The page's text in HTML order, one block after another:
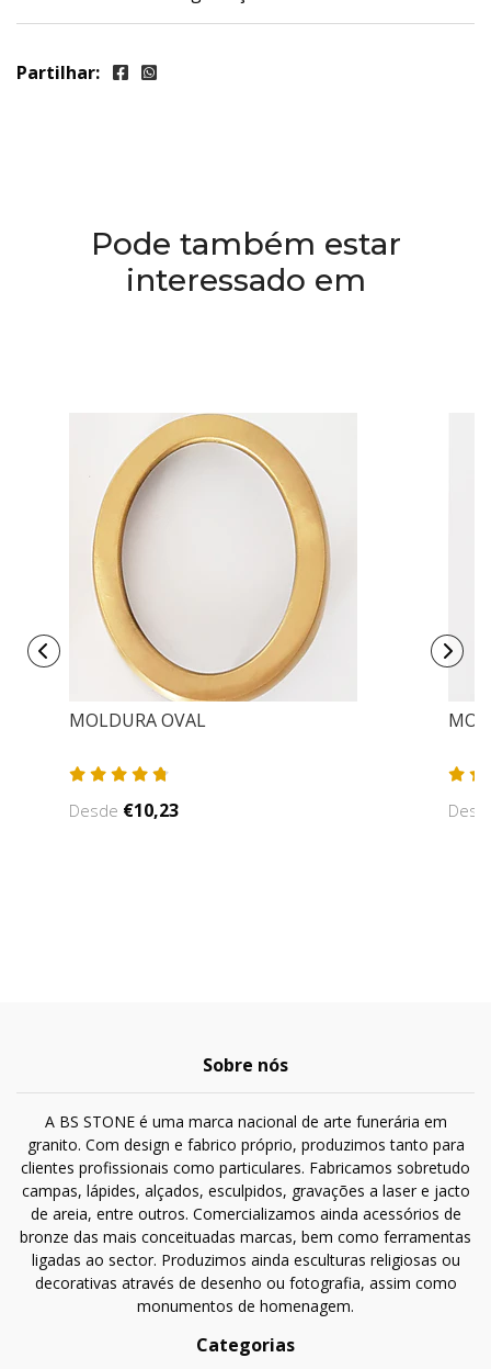
Partilhar:
Pode também estar
interessado em
MOLDURA OVAL
Desde €10,23
Sobre nós
A BS STONE é uma marca nacional de arte funerária em
granito. Com design e fabrico próprio, produzimos tanto para
clientes profissionais como particulares. Fabricamos sobretudo
campas, lápides, alçados, esculpidos, gravações a laser e jacto
de areia, entre outros. Comercializamos ainda acessórios de
bronze das mais conceituadas marcas, bem como ferramentas
ligadas ao sector. Produzimos ainda esculturas religiosas ou
decorativas através de desenho ou fotografia, assim como
monumentos de homenagem.
Categorias